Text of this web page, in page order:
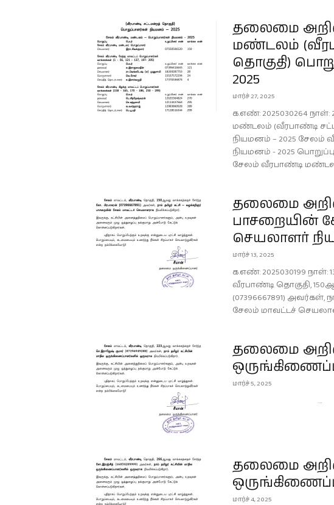
தலைமை
மண்டலம்
தொகுதி)
2025
மார்ச் 27, 2025
க.எண்: 2025030264 நாள்:
மண்டலம் (வீரபாண்டி
நியமனம் – 2025
நியமனம் - 2025
சேலம் வீரபாண்டி
தலைமை
பாசறையின்
செயலாளர்
மார்ச் 13, 2025
க.எண்: 2025030199 நாள்:
வீரபாண்டி தொகுதி,
(07396667891)
சேலம் மாவட்டச்
தலைமை
மார்ச் 5, 2025
...
தலைமை
மார்ச் 4, 2025